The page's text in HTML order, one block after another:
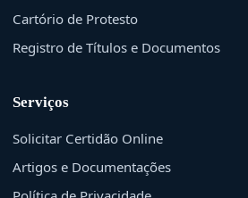
Cartório de Protesto
Registro de Títulos e Documentos
Serviços
Solicitar Certidão Online
Artigos e Documentações